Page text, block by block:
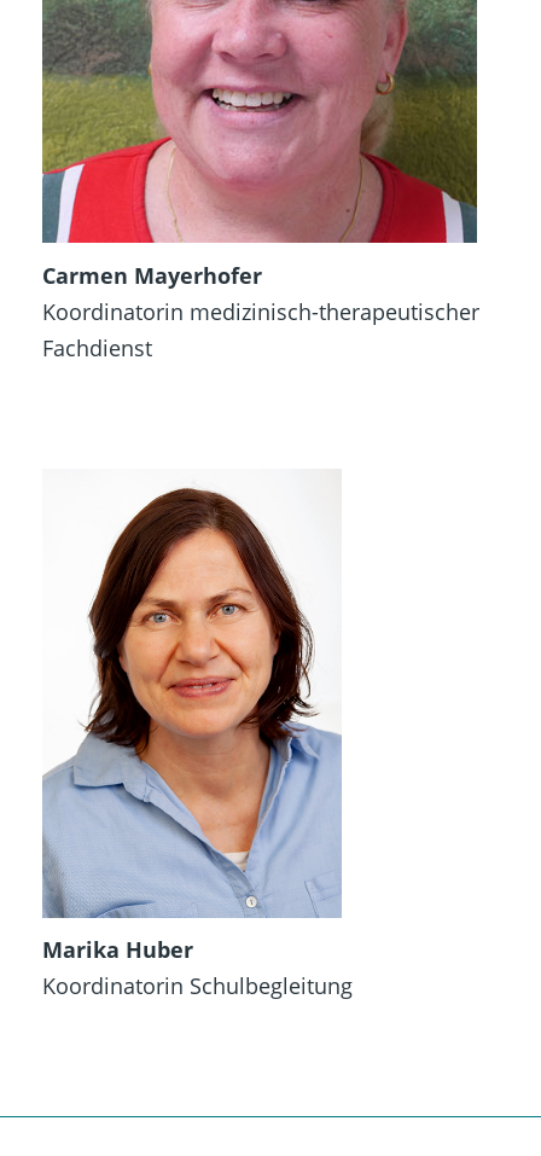
Carmen Mayerhofer
Koordinatorin medizinisch-therapeutischer
Fachdienst
Marika Huber
Koordinatorin Schulbegleitung